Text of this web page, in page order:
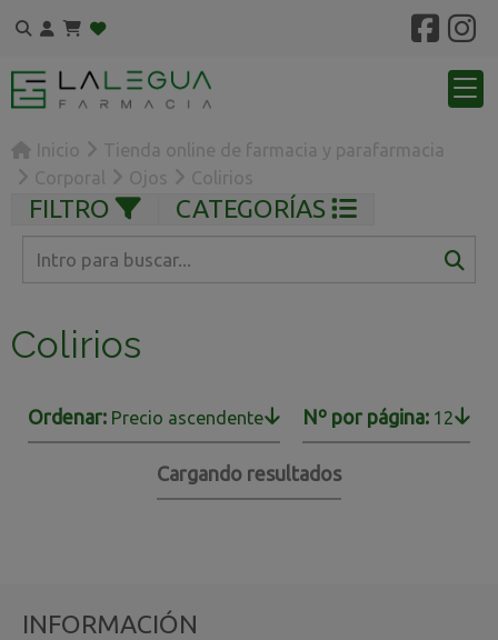
Inicio
Tienda online de farmacia y parafarmacia
Corporal
Ojos Colirios
FILTRO CATEGORÍAS
Colirios
Ordenar: Precio ascendente Nº por página: 12
Cargando resultados
INFORMACIÓN